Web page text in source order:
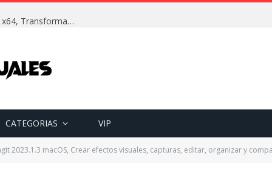
Adobe Substance 3D Sampler (2023) v4.1.2.3298 x64, Transforma imágenes del mundo real en materiales 3D
CATEGORIAS VIP
2023.1.3 macOS, Crear efectos visuales, capturas, editar, organizar y